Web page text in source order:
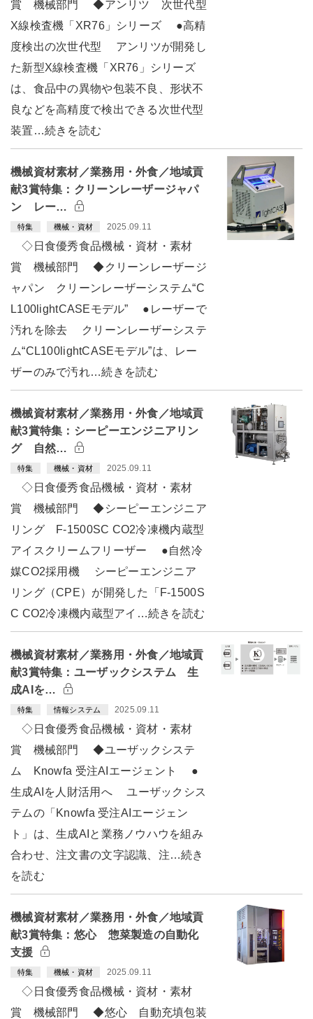
賞 機械部門 ◆アンリツ 次世代型
X線検査機「XR76」シリーズ ●高精
度検出の次世代型 アンリツが開発し
た新型X線検査機「XR76」シリーズ
は、食品中の異物や包装不良、形状不
良などを高精度で検出できる次世代型
装置…続きを読む
機械資材素材／業務用・外食／地域貢
献3賞特集：クリーンレーザージャパ
ン レー…
特集 機械・資材 2025.09.11
◇日食優秀食品機械・資材・素材
賞 機械部門 ◆クリーンレーザージ
ャパン クリーンレーザーシステム“C
L100lightCASEモデル” ●レーザーで
汚れを除去 クリーンレーザーシステ
ム“CL100lightCASEモデル”は、レー
ザーのみで汚れ…続きを読む
機械資材素材／業務用・外食／地域貢
献3賞特集：シーピーエンジニアリン
グ 自然…
特集 機械・資材 2025.09.11
◇日食優秀食品機械・資材・素材
賞 機械部門 ◆シーピーエンジニア
リング F-1500SC CO2冷凍機内蔵型
アイスクリームフリーザー ●自然冷
媒CO2採用機 シーピーエンジニア
リング（CPE）が開発した「F-1500S
C CO2冷凍機内蔵型アイ…続きを読む
機械資材素材／業務用・外食／地域貢
献3賞特集：ユーザックシステム 生
成AIを…
特集 情報システム 2025.09.11
◇日食優秀食品機械・資材・素材
賞 機械部門 ◆ユーザックシステ
ム Knowfa 受注AIエージェント ●
生成AIを人財活用へ ユーザックシス
テムの「Knowfa 受注AIエージェン
ト」は、生成AIと業務ノウハウを組み
合わせ、注文書の文字認識、注…続き
を読む
機械資材素材／業務用・外食／地域貢
献3賞特集：悠心 惣菜製造の自動化
支援
特集 機械・資材 2025.09.11
◇日食優秀食品機械・資材・素材
賞 機械部門 ◆悠心 自動充填包装